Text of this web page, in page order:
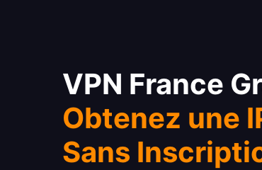
VPN France
Obtenez une
Sans